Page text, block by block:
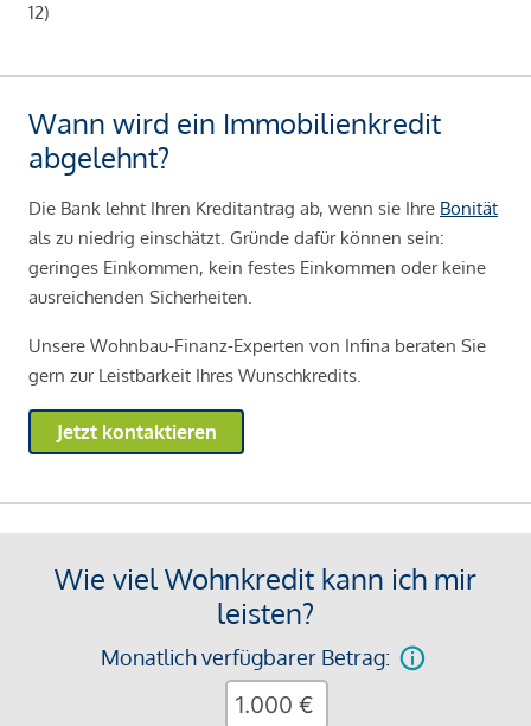
12)
Wann wird ein Immobilienkredit
abgelehnt?
Die Bank lehnt Ihren Kreditantrag ab, wenn sie Ihre Bonität
als zu niedrig einschätzt. Gründe dafür können sein:
geringes Einkommen, kein festes Einkommen oder keine
ausreichenden Sicherheiten.
Unsere Wohnbau-Finanz-Experten von Infina beraten Sie
gern zur Leistbarkeit Ihres Wunschkredits.
Jetzt kontaktieren
Wie viel Wohnkredit kann ich mir
leisten?
Monatlich verfügbarer Betrag:
€